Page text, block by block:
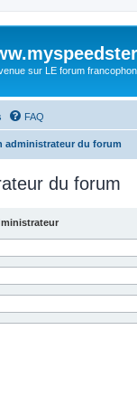
sur LE forum
FAQ
administrateur du forum
du forum